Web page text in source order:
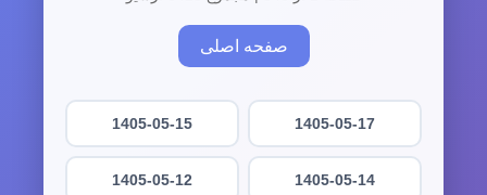
صفحه اصلی
1405-05-17
1405-05-15
1405-05-14
1405-05-12